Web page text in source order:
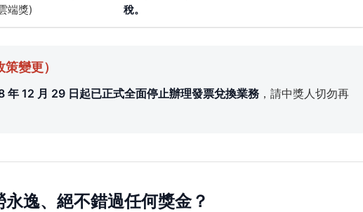
端獎)
稅。
變更）
年 12 月 29 日起已正式全面停止辦理發票兌換業務 ，請中獎人切勿再
逸、絕不錯過任何獎金？